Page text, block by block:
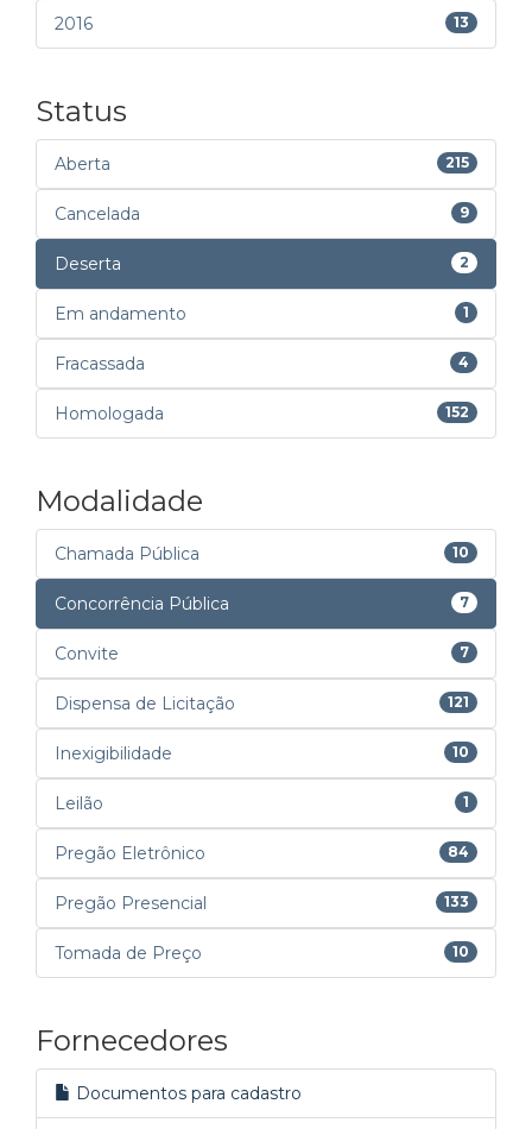
2016 13
Status
Aberta 215
Cancelada 9
Deserta 2
Em andamento 1
Fracassada 4
Homologada 152
Modalidade
Chamada Pública 10
Concorrência Pública 7
Convite 7
Dispensa de Licitação 121
Inexigibilidade 10
Leilão 1
Pregão Eletrônico 84
Pregão Presencial 133
Tomada de Preço 10
Fornecedores
Documentos para cadastro